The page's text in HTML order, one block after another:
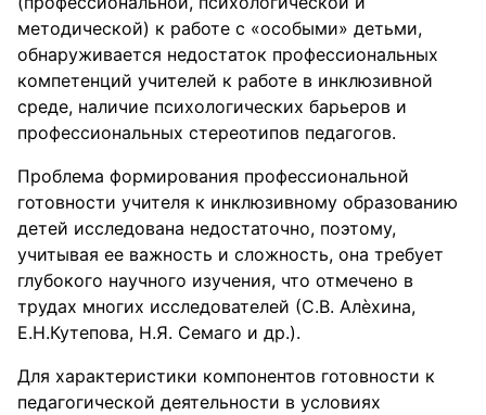
методической) к работе с «особыми» детьми,
обнаруживается недостаток профессиональных
компетенций учителей к работе в инклюзивной
среде, наличие психологических барьеров и
профессиональных стереотипов педагогов.
Проблема формирования профессиональной
готовности учителя к инклюзивному образованию
детей исследована недостаточно, поэтому,
учитывая ее важность и сложность, она требует
глубокого научного изучения, что отмечено в
трудах многих исследователей (С.В. Алѐхина,
Е.Н.Кутепова, Н.Я. Семаго и др.).
Для характеристики компонентов готовности к
педагогической деятельности в условиях